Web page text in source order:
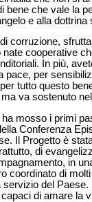
bene che vale la
e alla dottrina
corruzione,
cooperative
In più,
pace, per
tutto questo
va sostenuto
mosso i primi
Conferenza
Il Progetto è
di
in
coordinato di
del
di amare la